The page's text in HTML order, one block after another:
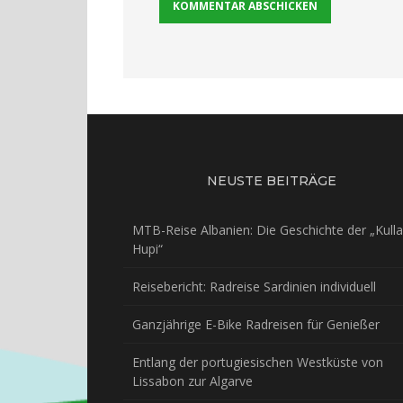
NEUSTE BEITRÄGE
MTB-Reise Albanien: Die Geschichte der „Kulla
Hupi“
Reisebericht: Radreise Sardinien individuell
Ganzjährige E-Bike Radreisen für Genießer
Entlang der portugiesischen Westküste von
Lissabon zur Algarve